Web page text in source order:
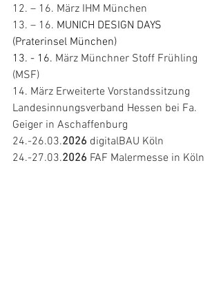
12. – 16. März IHM München
13. – 16. MUNICH DESIGN DAYS
(Praterinsel München)
13. - 16. März Münchner Stoff Frühling
(MSF)
14. März Erweiterte Vorstandssitzung
Landesinnungsverband Hessen bei Fa.
Geiger in Aschaffenburg
24.-26.03.2026 digitalBAU Köln
24.-27.03.2026 FAF Malermesse in Köln